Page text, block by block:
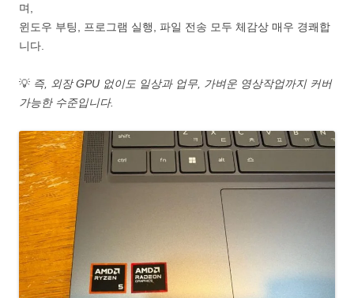
며,
윈도우 부팅, 프로그램 실행, 파일 전송 모두 체감상 매우 경쾌합
니다.
💡 즉, 외장 GPU 없이도 일상과 업무, 가벼운 영상작업까지 커버
가능한 수준입니다.